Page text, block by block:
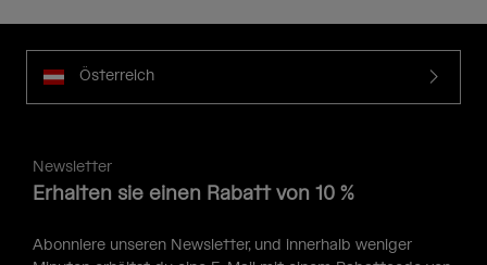
Österreich
Newsletter
Erhalten sie einen Rabatt von 10 %
Abonniere unseren Newsletter, und innerhalb weniger